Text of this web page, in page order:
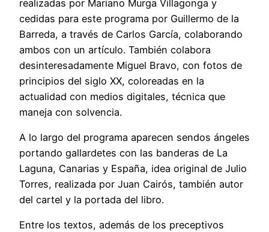
realizadas por Mariano Murga Villagonga y
cedidas para este programa por Guillermo de la
Barreda, a través de Carlos García, colaborando
ambos con un artículo. También colabora
desinteresadamente Miguel Bravo, con fotos de
principios del siglo XX, coloreadas en la
actualidad con medios digitales, técnica que
maneja con solvencia.
A lo largo del programa aparecen sendos ángeles
portando gallardetes con las banderas de La
Laguna, Canarias y España, idea original de Julio
Torres, realizada por Juan Cairós, también autor
del cartel y la portada del libro.
Entre los textos, además de los preceptivos